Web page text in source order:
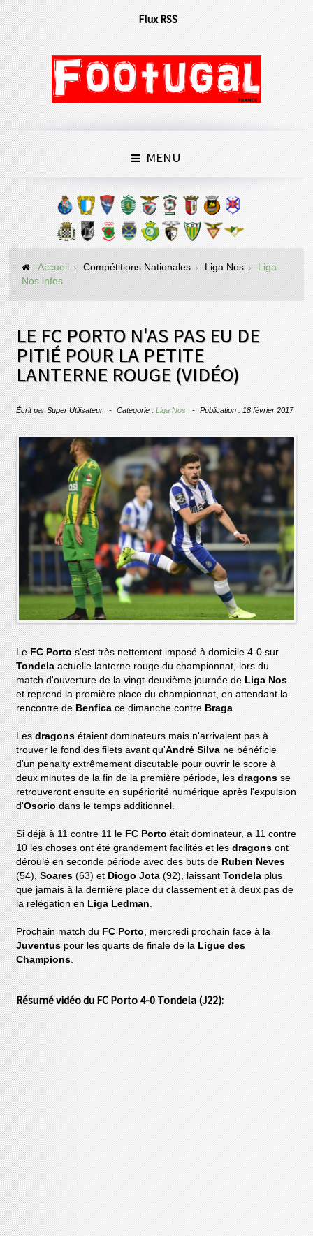
Flux RSS
MENU
Accueil Compétitions Nationales Liga Nos
Liga
Nos infos
LE FC PORTO N'AS PAS EU DE
PITIÉ POUR LA PETITE
LANTERNE ROUGE (VIDÉO)
Écrit parSuper Utilisateur Catégorie :Liga Nos Publication : 18 février 2017
LeFC Porto s'est très nettement imposé à domicile 4-0 sur
Tondelaactuelle lanterne rouge du championnat, lors du
match d'ouverture de la vingt-deuxième journée de Liga Nos
et reprend la première place du championnat, en attendant la
rencontre de Benficace dimanche contre Braga
Lesdragonsétaient dominateurs mais n'arrivaient pas à
trouver le fond des filets avant qu'André Silva ne bénéficie
d'un penalty extrêmement discutable pour ouvrir le score à
deux minutes de la fin de la première période, lesdragonsse
retrouveront ensuite en supériorité numérique après l'expulsion
d'Osoriodans le temps additionnel.
Si déjà à 11 contre 11 le FC Porto était dominateur, a 11 contre
10 les choses ont été grandement facilités et lesdragonsont
déroulé en seconde période avec des buts de Ruben Neves
(54),Soares(63) et Diogo Jota (92), laissantTondelaplus
que jamais à la dernière place du classement et à deux pas de
la relégation en Liga Ledman
Prochain match du FC Porto , mercredi prochain face à la
Juventuspour les quarts de finale de la Ligue des
Champions
Résumé vidéo du FC Porto 4-0 Tondela (J22):